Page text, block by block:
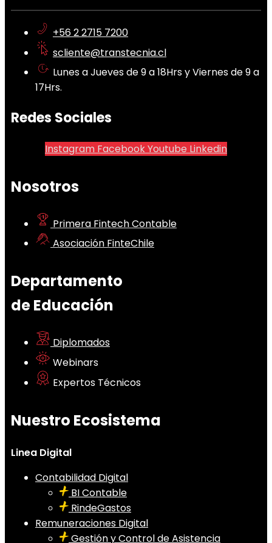
+56 2 2715 7200
scliente@transtecnia.cl
Lunes a Jueves de 9 a 18Hrs y Viernes de 9 a
17Hrs.
Redes Sociales
Instagram FacebookYoutube Linkedin
Nosotros
Primera Fintech Contable
Asociación FinteChile
Departamento
de Educación
Diplomados
Webinars
Expertos Técnicos
Nuestro Ecosistema
Linea Digital
Contabilidad Digital
BI Contable
RindeGastos
Remuneraciones Digital
Gestión y Control de Asistencia